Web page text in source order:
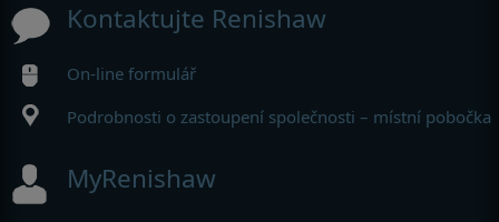
Kontaktujte Renishaw
On-line formulář
Podrobnosti o zastoupení společnosti – místní pobočka
MyRenishaw